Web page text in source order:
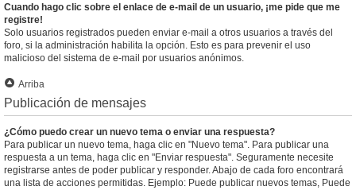
Cuando hago clic sobre el enlace de e-mail de un usuario, ¡me pide que me
registre!
Solo usuarios registrados pueden enviar e-mail a otros usuarios a través del
foro, si la administración habilita la opción. Esto es para prevenir el uso
malicioso del sistema de e-mail por usuarios anónimos.
Arriba
Publicación de mensajes
¿Cómo puedo crear un nuevo tema o enviar una respuesta?
Para publicar un nuevo tema, haga clic en "Nuevo tema". Para publicar una
respuesta a un tema, haga clic en "Enviar respuesta". Seguramente necesite
registrarse antes de poder publicar y responder. Abajo de cada foro encontrará
una lista de acciones permitidas. Ejemplo: Puede publicar nuevos temas, Puede